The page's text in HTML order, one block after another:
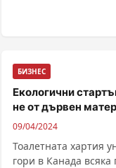
БИЗНЕС
Екологични
не от дървен
09/04/2024
Тоалетната хартия
гори в Канада всяка